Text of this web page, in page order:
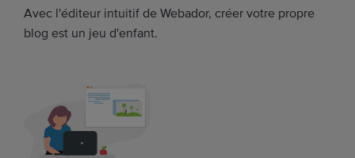
Avec l'éditeur intuitif de Webador, créer votre propre
blog est un jeu d'enfant.